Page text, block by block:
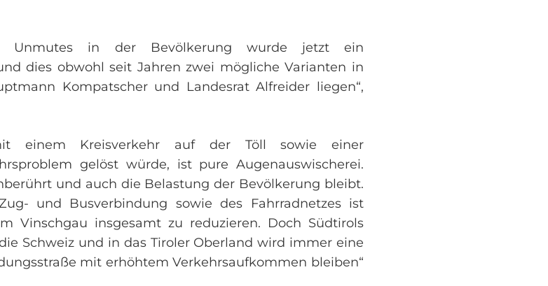
Unmutes in der Bevölkerung wurde jetzt ein
dies obwohl seit Jahren zwei mögliche Varianten in
Kompatscher und Landesrat Alfreider liegen“,
einem Kreisverkehr auf der Töll sowie einer
gelöst würde, ist pure Augenauswischerei.
und auch die Belastung der Bevölkerung bleibt.
und Busverbindung sowie des Fahrradnetzes ist
Vinschgau insgesamt zu reduzieren. Doch Südtirols
Schweiz und in das Tiroler Oberland wird immer eine
mit erhöhtem Verkehrsaufkommen bleiben“